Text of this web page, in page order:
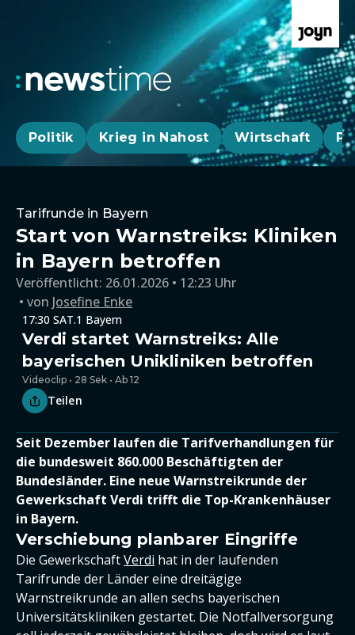
Politik Krieg in Nahost Wirtschaft
Tarifrunde in Bayern
Start von Warnstreiks: Kliniken
in Bayern betroffen
Veröffentlicht: 26.01.2026 • 12:23 Uhr
von Josefine Enke
17:30 SAT.1 Bayern
Verdi startet Warnstreiks: Alle
bayerischen Unikliniken betroffen
Videoclip • 28 Sek • Ab 12
Teilen
Seit Dezember laufen die Tarifverhandlungen für
die bundesweit 860.000 Beschäftigten der
Bundesländer. Eine neue Warnstreikrunde der
Gewerkschaft Verdi trifft die Top-Krankenhäuser
in Bayern.
Verschiebung planbarer Eingriffe
Die GewerkschaftVerdi hat in der laufenden
Tarifrunde der Länder eine dreitägige
Warnstreikrunde an allen sechs bayerischen
Universitätskliniken gestartet. Die Notfallversorgung